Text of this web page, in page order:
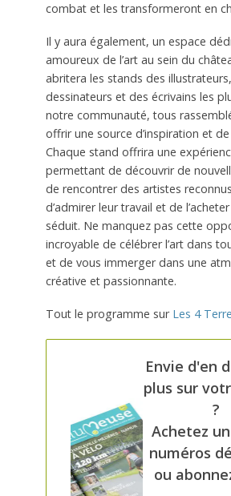
combat et les transformeront en
Il y aura également, un espace
amoureux de l’art au sein du
abritera les stands des
dessinateurs et des écrivains les
notre communauté, tous
offrir une source d’inspiration et
Chaque stand offrira une
permettant de découvrir de
de rencontrer des artistes
d’admirer leur travail et de
séduit. Ne manquez pas cette
incroyable de célébrer l’art dans
et de vous immerger dans une
créative et passionnante.
Tout le programme sur Les 4
Envie d'en
plus sur
?
Achetez
numéros
ou